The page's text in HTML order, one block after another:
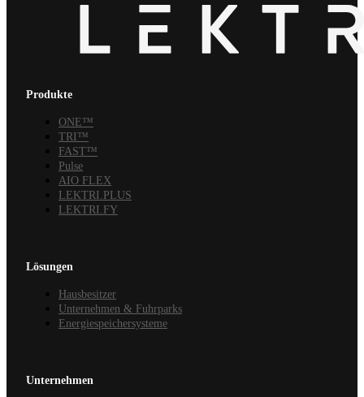
Produkte
ONE™
TRI™
FAST™
Pulse
AIO FLEX
LEKTRI.PLUS
LEKTRI.FY
Lösungen
Hausbesitzer
Unternehmen & Fuhrparks
Energiespeichersysteme
Unternehmen